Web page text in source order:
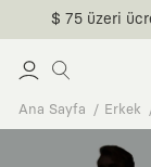
$ 75 üzeri
Ana Sayfa Erkek